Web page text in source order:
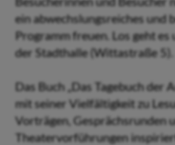
ein abwechslungsreiches und
Programm freuen. Los geht
der Stadthalle (Wittastraße 5).
Das Buch „Das Tagebuch der
mit seiner Vielfältigkeit zu
Vorträgen, Gesprächsrunden
Theatervorführungen